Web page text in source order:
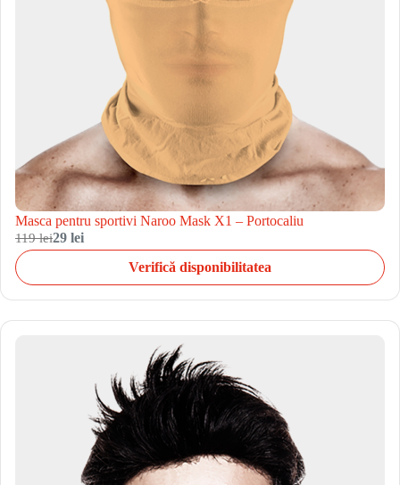
Masca pentru sportivi Naroo Mask X1 – Portocaliu
119 lei29 lei
Verifică disponibilitatea